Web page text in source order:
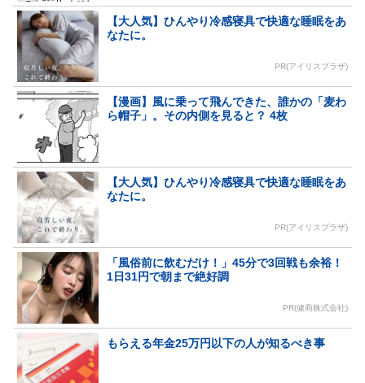
【大人気】ひんやり冷感寝具で快適な睡眠をあ
なたに。
PR(アイリスプラザ)
【漫画】風に乗って飛んできた、誰かの「麦わ
ら帽子」。その内側を見ると？ 4枚
【大人気】ひんやり冷感寝具で快適な睡眠をあ
なたに。
PR(アイリスプラザ)
「風俗前に飲むだけ！」45分で3回戦も余裕！
1日31円で朝まで絶好調
PR(健商株式会社)
もらえる年金25万円以下の人が知るべき事